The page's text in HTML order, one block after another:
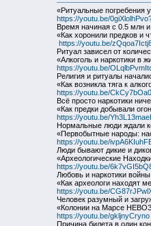
«Ритуальные погребения
https://youtu.be/
Время начиная с 0.5 млн
«Как хоронили предков и
https://youtu.be/
Ритуал зависел от
«Алкоголь и наркотики в
https://youtu.be/
Религия и ритуалы
«Как возникла тяга к
https://youtu.be/
Всё просто наркотики
«Как предки добывали
https://youtu.be/
Нормальные люди ждали
«Первобытные народы:
https://youtu.be/
Люди бывают дикие и
«Археологические
https://youtu.be/
Любовь и наркотики
«Как археологи находят
https://youtu.be/
Человек разумный и
«Колонии на Марсе
https://youtu.be/gkljnyCryno
Причина билета в один